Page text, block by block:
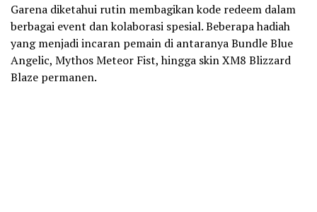
Garena diketahui rutin membagikan kode redeem dalam
berbagai event dan kolaborasi spesial. Beberapa hadiah
yang menjadi incaran pemain di antaranya Bundle Blue
Angelic, Mythos Meteor Fist, hingga skin XM8 Blizzard
Blaze permanen.